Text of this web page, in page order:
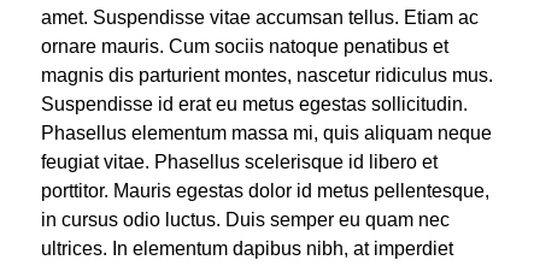
amet. Suspendisse vitae accumsan tellus. Etiam ac
ornare mauris. Cum sociis natoque penatibus et
magnis dis parturient montes, nascetur ridiculus mus.
Suspendisse id erat eu metus egestas sollicitudin.
Phasellus elementum massa mi, quis aliquam neque
feugiat vitae. Phasellus scelerisque id libero et
porttitor. Mauris egestas dolor id metus pellentesque,
in cursus odio luctus. Duis semper eu quam nec
ultrices. In elementum dapibus nibh, at imperdiet